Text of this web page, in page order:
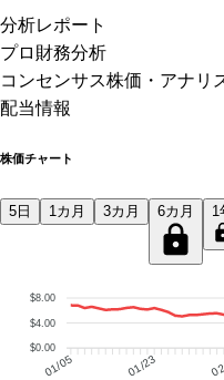
分析レポート
プロ 財務分析
コンセンサス株価 ・アナリ
配当情報
株価チャート
5日 1カ月 3カ月 6カ月 1
$8.00
$4.00
$0.00
01/05 01/23